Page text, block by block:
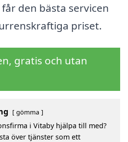
den bästa servicen
priset.
gratis och utan
gömma
i Vitaby hjälpa till med?
över tjänster som ett